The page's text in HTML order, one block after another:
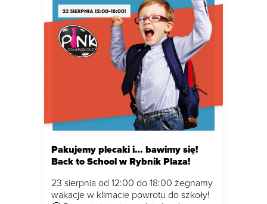
Pakujemy plecaki i… bawimy się!
Back to School w Rybnik Plaza!
23 sierpnia od 12:00 do 18:00 żegnamy
wakacje w klimacie powrotu do szkoły!